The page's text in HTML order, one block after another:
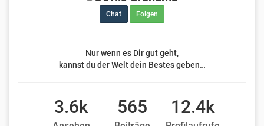
Chat Folgen
Nur wenn es Dir gut geht,
kannst du der Welt dein Bestes geben…
3.6k 565 12.4k